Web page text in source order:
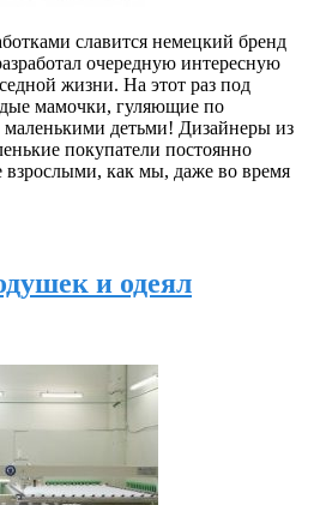
славится немецкий бренд
очередную интересную
жизни. На этот раз под
мамочки, гуляющие по
детьми! Дизайнеры из
покупатели постоянно
как мы, даже во время
и одеял